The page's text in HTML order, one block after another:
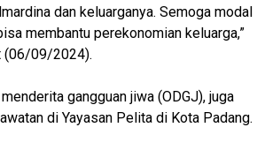
dan keluarganya. Semoga modal
membantu perekonomian keluarga,”
(06/09/2024).
gangguan jiwa (ODGJ), juga
di Yayasan Pelita di Kota Padang.